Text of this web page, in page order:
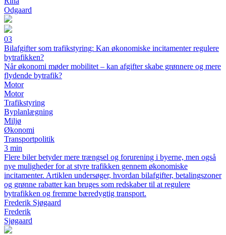
Odgaard
03
Bilafgifter som trafikstyring: Kan økonomiske incitamenter regulere
bytrafikken?
Når økonomi møder mobilitet – kan afgifter skabe grønnere og mere
flydende bytrafik?
Motor
Motor
Trafikstyring
Byplanlægning
Miljø
Økonomi
Transportpolitik
3 min
Flere biler betyder mere trængsel og forurening i byerne, men også
nye muligheder for at styre trafikken gennem økonomiske
incitamenter. Artiklen undersøger, hvordan bilafgifter, betalingszoner
og grønne rabatter kan bruges som redskaber til at regulere
bytrafikken og fremme bæredygtig transport.
Frederik Sjøgaard
Frederik
Sjøgaard